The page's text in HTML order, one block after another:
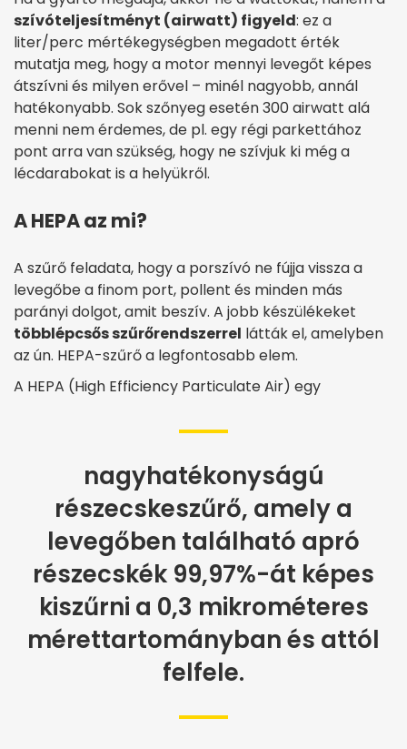
szívóteljesítményt (airwatt) figyeld: ez a
liter/perc mértékegységben megadott érték
mutatja meg, hogy a motor mennyi levegőt képes
átszívni és milyen erővel – minél nagyobb, annál
hatékonyabb. Sok szőnyeg esetén 300 airwatt alá
menni nem érdemes, de pl. egy régi parkettához
pont arra van szükség, hogy ne szívjuk ki még a
lécdarabokat is a helyükről.
A HEPA az mi?
A szűrő feladata, hogy a porszívó ne fújja vissza a
levegőbe a finom port, pollent és minden más
parányi dolgot, amit beszív. A jobb készülékeket
többlépcsős szűrőrendszerrel látták el, amelyben
az ún. HEPA-szűrő a legfontosabb elem.
A HEPA (High Efficiency Particulate Air) egy
nagyhatékonyságú
részecskeszűrő, amely a
levegőben található apró
részecskék 99,97%-át képes
kiszűrni a 0,3 mikrométeres
mérettartományban és attól
felfele.